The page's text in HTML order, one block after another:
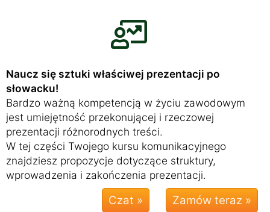
Naucz się sztuki właściwej prezentacji po
słowacku!
Bardzo ważną kompetencją w życiu zawodowym
jest umiejętność przekonującej i rzeczowej
prezentacji różnorodnych treści.
W tej części Twojego kursu komunikacyjnego
znajdziesz propozycje dotyczące struktury,
wprowadzenia i zakończenia prezentacji.
Czat »